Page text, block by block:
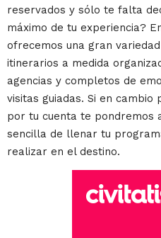
reservados y sólo te falta
máximo de tu experiencia?
ofrecemos una gran
itinerarios a medida
agencias y completos de
visitas guiadas. Si en
por tu cuenta te pondremos
sencilla de llenar tu
realizar en el destino.